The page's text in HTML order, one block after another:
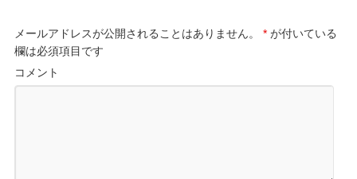
メールアドレスが公開されることはありません。 * が付いている
欄は必須項目です
コメント